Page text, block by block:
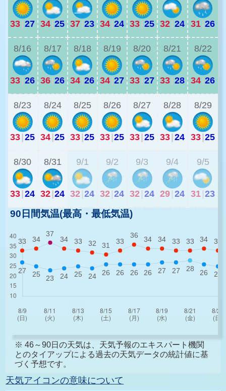
33|27 34|25 37|23 34|24 33|25 32|24 31|26
8/16
33|26
8/17
36|26
8/18
34|26
8/19
34|27
8/20
33|27
8/21
33|28
8/22
34|26
8/23
33|25
8/24
34|25
8/25
33|25
8/26
33|25
8/27
33|25
8/28
33|24
8/29
33|25
8/30
33|24
8/31
32|24
9/1
32 24
9/2
32 24
9/3
32 24
9/4
29 24
9/5
31 23
90日間気温(最高・最低気温)
※ 46～90日の天気は、天気予報のエキスパート機関
とのタイアップによる過去の天気データの統計値に基
づく予想です。
天気アイコンの意味について